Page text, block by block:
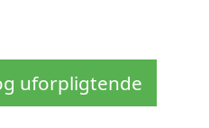
uforpligtende